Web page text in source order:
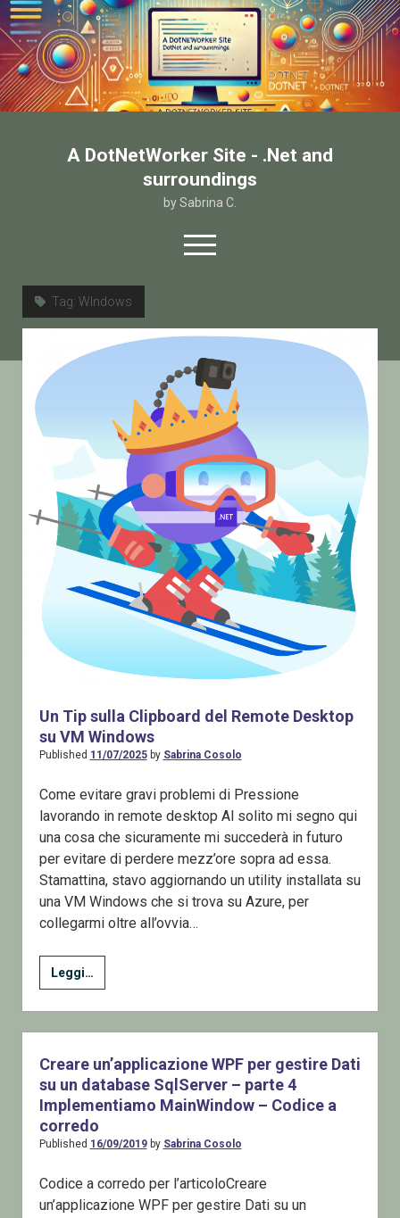
A DotNetWorker Site - .Net and
surroundings
by Sabrina C.
open
menu
Home
Chi sono
Contatto
Tag: WIndows
Un Tip sulla Clipboard del Remote Desktop
su VM Windows
Published 11/07/2025by Sabrina Cosolo
Come evitare gravi problemi di Pressione
lavorando in remote desktop Al solito mi segno qui
una cosa che sicuramente mi succederà in futuro
per evitare di perdere mezz’ore sopra ad essa.
Stamattina, stavo aggiornando un utility installata su
una VM Windows che si trova su Azure, per
collegarmi oltre all’ovvia…
Leggi…
Tip
sulla
Clipboard
del
Remote
Desktop
su
VM
Creare un’applicazione WPF per gestire Dati
su un database SqlServer – parte 4
Implementiamo MainWindow – Codice a
corredo
Published 16/09/2019by Sabrina Cosolo
Codice a corredo per l’articoloCreare
un’applicazione WPF per gestire Dati su un